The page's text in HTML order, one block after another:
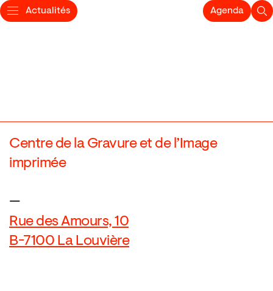
Actualités Agenda
Centre de la Gravure et de l’Image
imprimée
—
Rue des Amours, 10
B-7100 La Louvière